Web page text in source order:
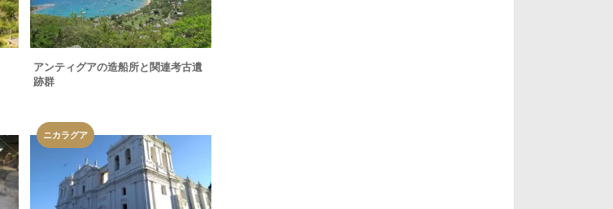
アンティグアの造船所と関連考古遺
跡群
ニカラグア